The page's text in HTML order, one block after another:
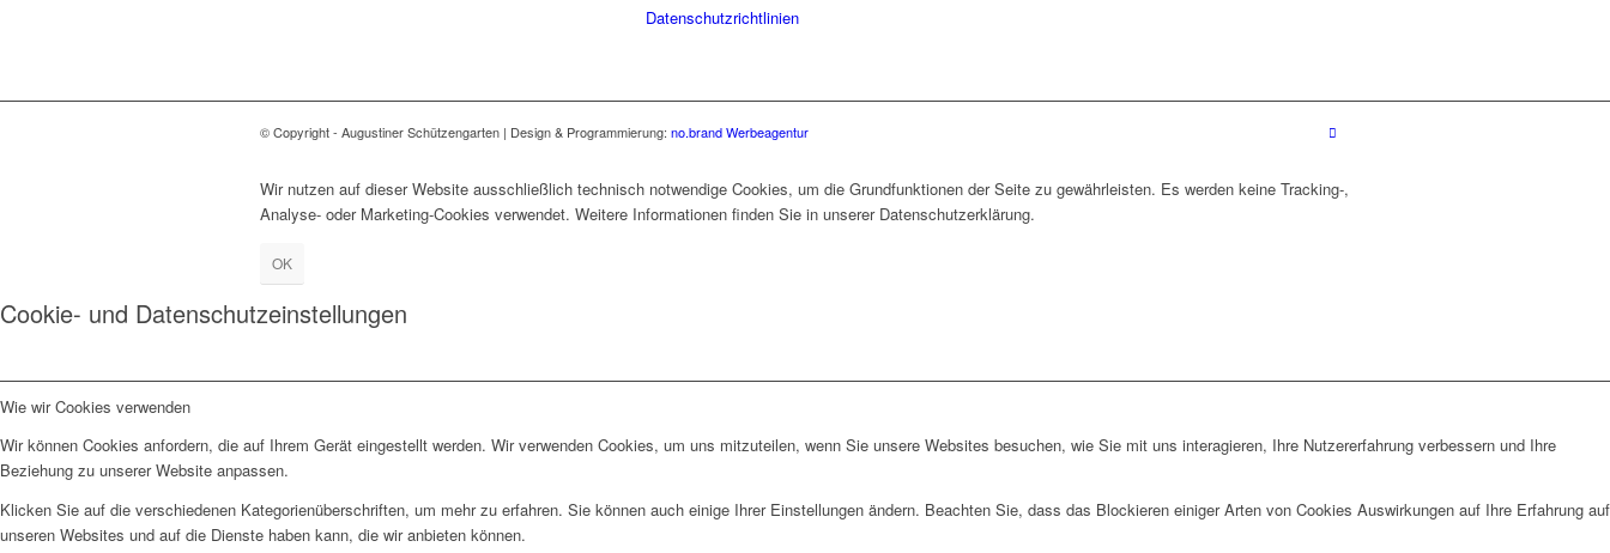
Datenschutzrichtlinien
© Copyright - Augustiner Schützengarten | Design & Programmierung: no.brand Werbeagentur
Wir nutzen auf dieser Website ausschließlich technisch notwendige Cookies, um die Grundfunktionen der Seite zu gewährleisten. Es werden keine Tracking-,
Analyse- oder Marketing-Cookies verwendet. Weitere Informationen finden Sie in unserer Datenschutzerklärung.
OK
Cookie- und Datenschutzeinstellungen
Wie wir Cookies verwenden
Wir können Cookies anfordern, die auf Ihrem Gerät eingestellt werden. Wir verwenden Cookies, um uns mitzuteilen, wenn Sie unsere Websites besuchen, wie Sie mit uns interagieren, Ihre Nutzererfahrung verbessern und Ihre
Beziehung zu unserer Website anpassen.
Klicken Sie auf die verschiedenen Kategorienüberschriften, um mehr zu erfahren. Sie können auch einige Ihrer Einstellungen ändern. Beachten Sie, dass das Blockieren einiger Arten von Cookies Auswirkungen auf Ihre Erfahrung auf
unseren Websites und auf die Dienste haben kann, die wir anbieten können.